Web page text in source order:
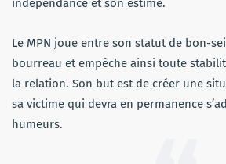
indépendance et son estime.
Le MPN joue entre son statut de bon-
bourreau et empêche ainsi toute
la relation. Son but est de créer une
sa victime qui devra en permanence
humeurs.